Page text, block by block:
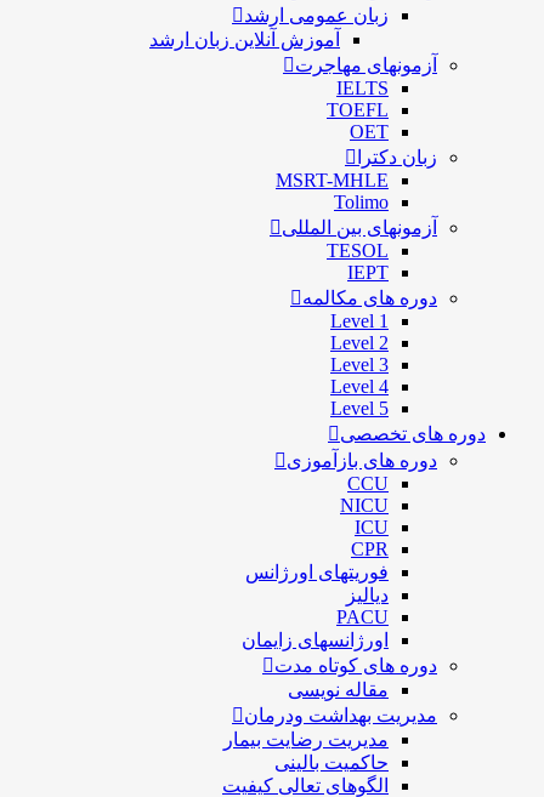
زبان عمومی ارشد
آموزش آنلاین زبان ارشد
آزمونهای مهاجرت
IELTS
TOEFL
OET
زبان دکترا
MSRT-MHLE
Tolimo
آزمونهای بین المللی
TESOL
IEPT
دوره های مکالمه
Level 1
Level 2
Level 3
Level 4
Level 5
دوره های تخصصی
دوره های بازآموزی
CCU
NICU
ICU
CPR
فوریتهای اورژانس
دیالیز
PACU
اورژانسهای زایمان
دوره های کوتاه مدت
مقاله نویسی
مدیریت بهداشت ودرمان
مديريت رضايت بيمار
حاكميت بالينی
الگوهای تعالی کيفيت